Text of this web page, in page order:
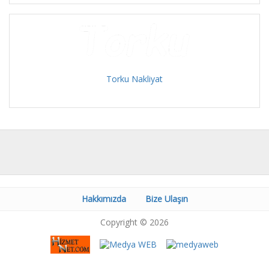
Torku Nakliyat
Hakkımızda Bize Ulaşın
Copyright © 2026